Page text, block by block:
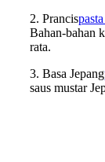
2. Prancis
Bahan-bahan
rata.
3. Basa Jepang
saus mustar